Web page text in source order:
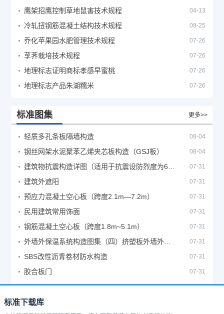
鹰架招鹰控制草地鼠害技术规程 04-13
冷轧扭钢筋混凝土结构技术规程 08-25
乔化苹果园水肥管理技术规程 07-26
莩荠栽培技术规程 07-26
地理标志证明商标孝感早蜜桃 07-26
地理标志产品朱湖糯米 07-26
标准图集 更多>>
轻质多孔条板隔墙构造 08-04
钢丝网架水泥聚苯乙烯夹芯板构造（GSJ板） 08-04
07-31
建筑外遮阳 07-31
预应力混凝土空心板（跨度2.1m—7.2m） 07-31
民用建筑常用饰面 07-31
钢筋混凝土空心板（跨度1.8m~5.1m） 07-31
07-31
SBS改性沥青卷材防水构造 07-31
胶合板门 07-31
标准下载库